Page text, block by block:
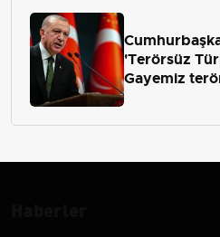
'Terörsüz
Gayemiz